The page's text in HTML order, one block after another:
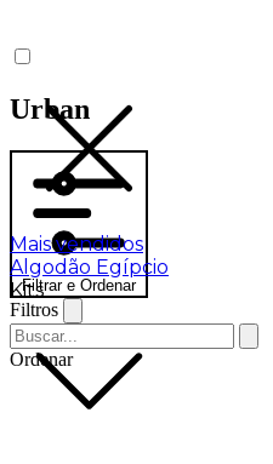
Mais vendidos
Algodão Egípcio
Kits
Urban
Filtrar e Ordenar
Filtros
Ordenar